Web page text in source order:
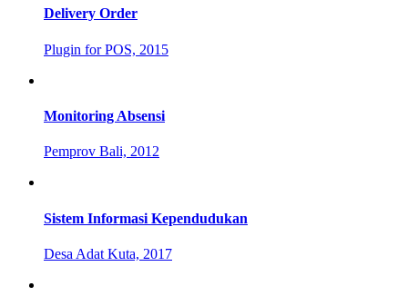
Delivery Order
Plugin for POS, 2015
Monitoring Absensi
Pemprov Bali, 2012
Sistem Informasi Kependudukan
Desa Adat Kuta, 2017